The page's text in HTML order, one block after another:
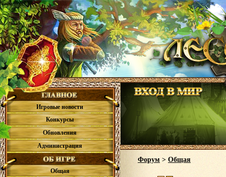
Игровые новости
Конкурсы
Обновления
Администрация
Общая
Форум > Общая